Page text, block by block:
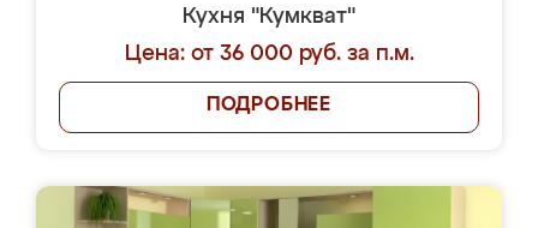
Кухня "Кумкват"
Цена: от 36 000 руб. за п.м.
ПОДРОБНЕЕ